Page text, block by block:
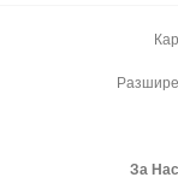
За Нас